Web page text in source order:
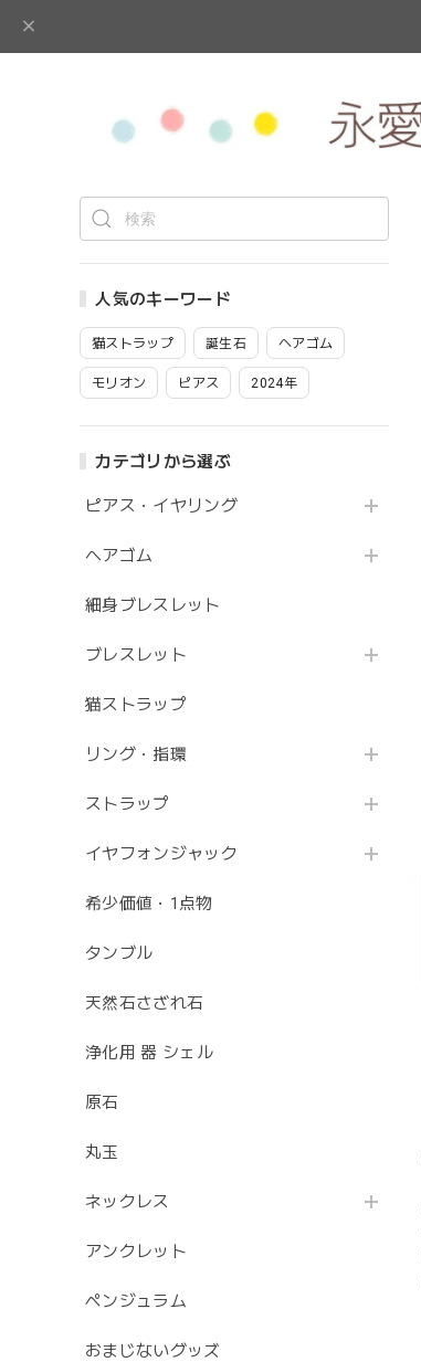
人気のキーワード
猫ストラップ 誕生石 ヘアゴム
モリオン ピアス 2024年
カテゴリから選ぶ
ピアス・イヤリング
ヘアゴム
細身ブレスレット
ブレスレット
猫ストラップ
リング・指環
ストラップ
イヤフォンジャック
希少価値・1点物
タンブル
天然石さざれ石
浄化用 器 シェル
原石
丸玉
ネックレス
アンクレット
ペンジュラム
おまじないグッズ